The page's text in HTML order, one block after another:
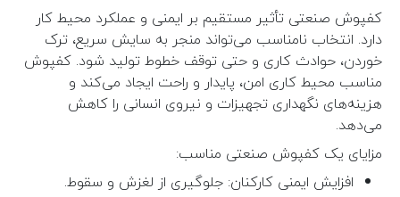
کفپوش صنعتی تأثیر مستقیم بر ایمنی و عملکرد محیط کار
دارد. انتخاب نامناسب می‌تواند منجر به سایش سریع، ترک
خوردن، حوادث کاری و حتی توقف خطوط تولید شود. کفپوش
مناسب محیط کاری امن، پایدار و راحت ایجاد می‌کند و
هزینه‌های نگهداری تجهیزات و نیروی انسانی را کاهش
می‌دهد.
مزایای یک کفپوش صنعتی مناسب:
افزایش ایمنی کارکنان: جلوگیری از لغزش و سقوط.